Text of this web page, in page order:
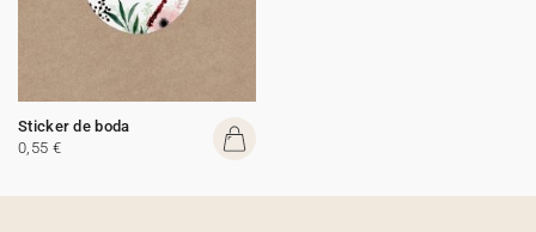
Sticker de boda
0,55 €